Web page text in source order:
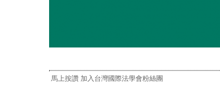
馬上按讚 加入台灣國際法學會粉絲團